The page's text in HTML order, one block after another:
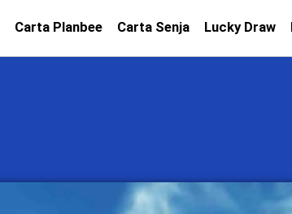
Carta Planbee Carta Senja Lucky Draw